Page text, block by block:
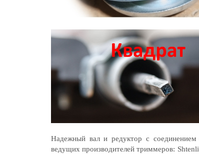
Надежный вал и редуктор с
ведущих производителей триммеров: